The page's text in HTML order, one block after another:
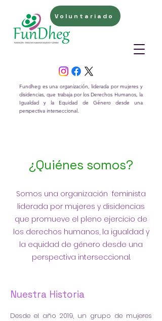
Voluntariado
Fundheg es una organización, liderada por mujeres y
disidencias, que trabaja por los Derechos Humanos, la
Igualdad y la Equidad de Género desde una
perspectiva interseccional.
¿Quiénes somos?
Somos una organización feminista
liderada por mujeres y disidencias
que promueve el pleno ejercicio de
los derechos humanos, la igualdad y
la equidad de género desde una
perspectiva interseccional.
Nuestra Historia
Desde el año 2019, un grupo de mujeres